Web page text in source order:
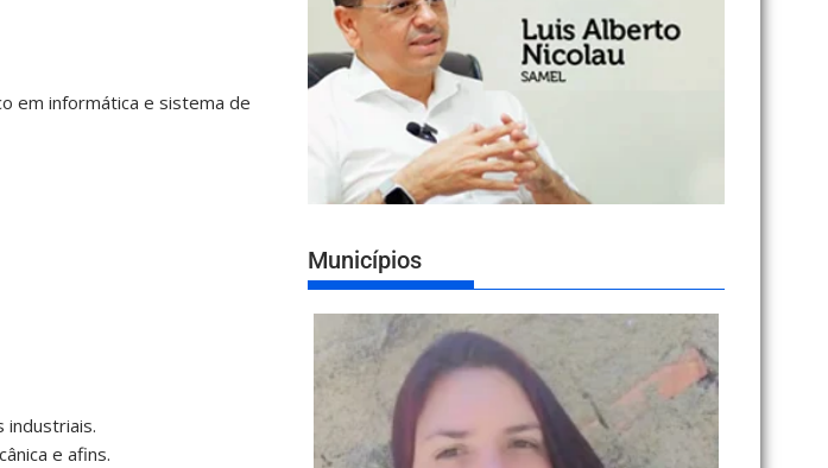
em informática e sistema de
industriais.
e afins.
Municípios